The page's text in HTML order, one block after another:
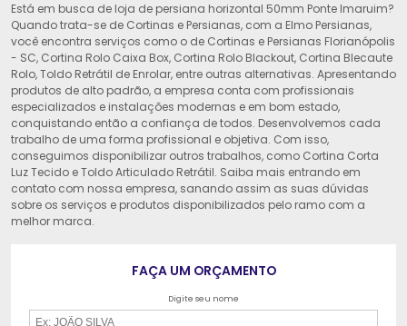
Está em busca de loja de persiana horizontal 50mm Ponte Imaruim?
Quando trata-se de Cortinas e Persianas, com a Elmo Persianas,
você encontra serviços como o de Cortinas e Persianas Florianópolis
- SC, Cortina Rolo Caixa Box, Cortina Rolo Blackout, Cortina Blecaute
Rolo, Toldo Retrátil de Enrolar, entre outras alternativas. Apresentando
produtos de alto padrão, a empresa conta com profissionais
especializados e instalações modernas e em bom estado,
conquistando então a confiança de todos. Desenvolvemos cada
trabalho de uma forma profissional e objetiva. Com isso,
conseguimos disponibilizar outros trabalhos, como Cortina Corta
Luz Tecido e Toldo Articulado Retrátil. Saiba mais entrando em
contato com nossa empresa, sanando assim as suas dúvidas
sobre os serviços e produtos disponibilizados pelo ramo com a
melhor marca.
FAÇA UM ORÇAMENTO
Digite seu nome